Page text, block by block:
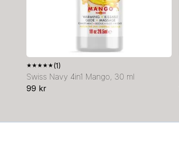
★★★★★(1)
Swiss Navy 4in1 Mango, 30 ml
99 kr